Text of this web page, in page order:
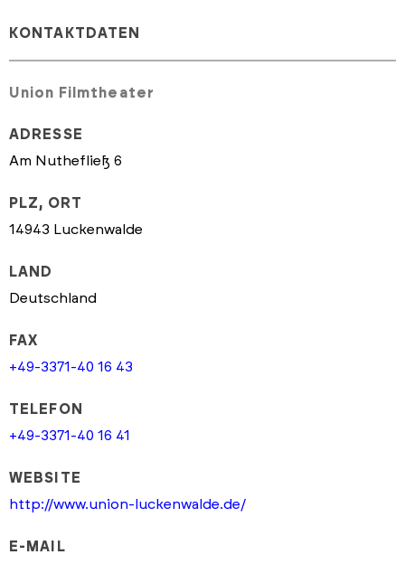
KONTAKTDATEN
Union Filmtheater
ADRESSE
Am Nuthefließ 6
PLZ, ORT
14943 Luckenwalde
LAND
Deutschland
FAX
+49-3371-40 16 43
TELEFON
+49-3371-40 16 41
WEBSITE
http://www.union-luckenwalde.de/
E-MAIL